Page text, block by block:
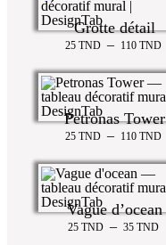
Grotte détail
25 TND – 110 TND
Petronas Tower
25 TND – 110 TND
Vague d’ocean
25 TND – 35 TND